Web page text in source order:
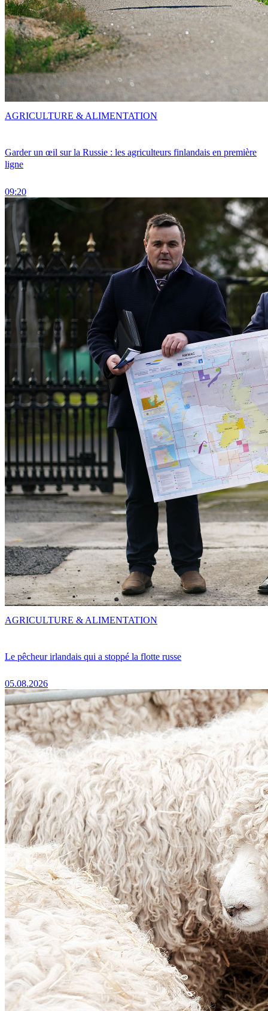
Garder un œil sur la Russie : les agriculteurs finlandais en première
ligne
09:20
AGRICULTURE & ALIMENTATION
Le pêcheur irlandais qui a stoppé la flotte russe
05.08.2026
AGRICULTURE & ALIMENTATION